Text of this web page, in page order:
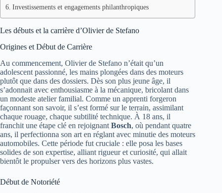
Investissements et engagements philanthropiques
Les débuts et la carrière d’Olivier de Stefano
Origines et Début de Carrière
Au commencement, Olivier de Stefano n’était qu’un
adolescent passionné, les mains plongées dans des moteurs
plutôt que dans des dossiers. Dès son plus jeune âge, il
s’adonnait avec enthousiasme à la mécanique, bricolant dans
un modeste atelier familial. Comme un apprenti forgeron
façonnant son savoir, il s’est formé sur le terrain, assimilant
chaque rouage, chaque subtilité technique. À 18 ans, il
franchit une étape clé en rejoignant Bosch, où pendant quatre
ans, il perfectionna son art en réglant avec minutie des moteurs
automobiles. Cette période fut cruciale : elle posa les bases
solides de son expertise, alliant rigueur et curiosité, qui allait
bientôt le propulser vers des horizons plus vastes.
Début de Notoriété